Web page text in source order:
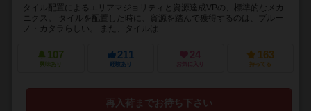
タイル配置によるエリアマジョリティと資源達成VPの、標準的なメカ
ニクス。 タイルを配置した時に、資源を踏んで獲得するのは、ブルー
ノ・カタラらしい。 また、タイルは...
107
興味あり
211
経験あり
24
お気に入り
163
持ってる
再入荷までお待ち下さい